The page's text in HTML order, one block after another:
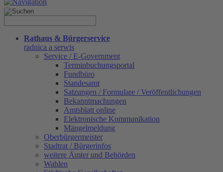
Rathaus & Bürgerservice
radnica a serwis
Service / E-Government
Terminbuchungsportal
Fundbüro
Standesamt
Satzungen / Formulare / Veröffentlichungen
Bekanntmachungen
Amtsblatt online
Elektronische Kommunikation
Mängelmeldung
Oberbürgermeister
Stadtrat / Bürgerinfos
weitere Ämter und Behörden
Wahlen